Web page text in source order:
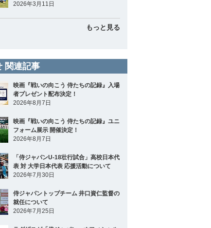
2026年3月11日
もっと見る
関連記事
映画『戦いの向こう 侍たちの記録』入場
者プレゼント配布決定！
2026年8月7日
映画『戦いの向こう 侍たちの記録』ユニ
フォーム展示 開催決定！
2026年8月7日
「侍ジャパンU-18壮行試合」高校日本代
表 対 大学日本代表 応援活動について
2026年7月30日
侍ジャパントップチーム 井口資仁監督の
就任について
2026年7月25日